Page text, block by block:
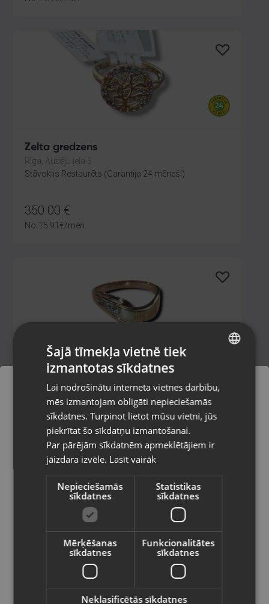
Zelta gredzens
Rīga, Audēju iela 6
Stāvoklis Restaurēts (Garantija 24 mēneši)
350.00 €
No 15.91 €/mēn.
Zelta gredzens
Rīga, Brīvības iela 90
Stāvoklis Restaurēts (Garantija 24 mēneši)
237.00€
€ /mēn.
Zelta gredzens
Pasūtījumi tiks piegādāti uz
izvēlēto valsti
Vietnes saturs būs attēlots izvēlētajā
valodā
Valsts
Latviešu / Latvian
RUSSIAN
Šajā tīmekļa vietnē tiek
izmantotas sīkdatnes
Lai nodrošinātu interneta vietnes darbību,
mēs izmantojam obligāti nepieciešamās
sīkdatnes. Turpinot lietot mūsu vietni, jūs
piekrītat šo sīkdatņu izmantošanai.
Par pārējām sīkdatnēm apmeklētājiem ir
jāizdara izvēle. Lasīt vairāk
Nepieciešamās
sīkdatnes
Statistikas
sīkdatnes
Mērķēšanas
sīkdatnes
Funkcionalitātes
sīkdatnes
Neklasificētās sīkdatnes